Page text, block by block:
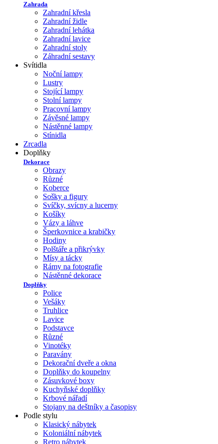
Zahrada
Zahradní křesla
Zahradní židle
Zahradní lehátka
Zahradní lavice
Zahradní stoly
Záhradní sestavy
Svítidla
Noční lampy
Lustry
Stojící lampy
Stolní lampy
Pracovní lampy
Závěsné lampy
Nástěnné lampy
Stínidla
Zrcadla
Doplňky
Dekorace
Obrazy
Různé
Koberce
Sošky a figury
Svíčky, svícny a lucerny
Košíky
Vázy a láhve
Šperkovnice a krabičky
Hodiny
Polštáře a přikrývky
Mísy a tácky
Rámy na fotografie
Nástěnné dekorace
Doplňky
Police
Vešáky
Truhlice
Lavice
Podstavce
Různé
Vinotéky
Paravány
Dekorační dveře a okna
Doplňky do koupelny
Zásuvkové boxy
Kuchyňské doplňky
Krbové nářadí
Stojany na deštníky a časopisy
Podle stylu
Klasický nábytek
Koloniální nábytek
Retro nábytek